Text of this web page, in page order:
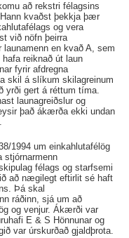
að rekstri félagsins
kvaðst þekkja þær
og vera
við nöfn þeirra
en kvað A, sem
reiknað út laun
fyrir afdregna
skil á slíkum skilagreinum
yrði gert á réttum tíma.
launagreiðslur og
það ákærða ekki undan
1994 um einkahlutafélög
stjórnarmenn
félags og starfsemi
að nægilegt eftirlit sé haft
Þá skal
ráðinn, sjá um að
og venjur. Ákærði var
E & S Hönnunar og
var úrskurðað gjaldþrota.